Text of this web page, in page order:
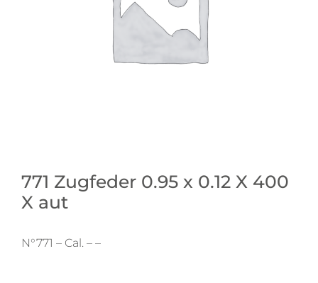
771 Zugfeder 0.95 x 0.12 X 400
X aut
N°771 – Cal. – –